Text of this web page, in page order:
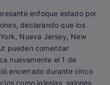
enfoque estado por
declarando que los
Nueva Jersey, New
pueden comenzar
nuevamente el 1 de
encerrado durante cinco
como iglesias, salones